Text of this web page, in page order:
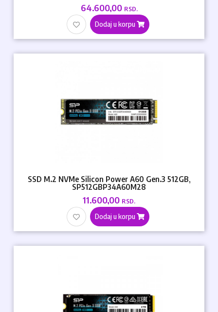
64.600,00 RSD.
Dodaj u korpu
SSD M.2 NVMe Silicon Power A60 Gen.3 512GB,
SP512GBP34A60M28
11.600,00 RSD.
Dodaj u korpu